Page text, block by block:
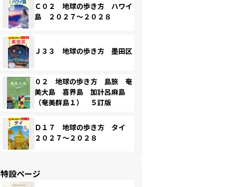
Ｃ０２ 地球の歩き方 ハワイ
島 ２０２７～２０２８
Ｊ３３ 地球の歩き方 墨田区
０２ 地球の歩き方 島旅 奄
美大島 喜界島 加計呂麻島
（奄美群島１） ５訂版
Ｄ１７ 地球の歩き方 タイ
２０２７～２０２８
特設ページ